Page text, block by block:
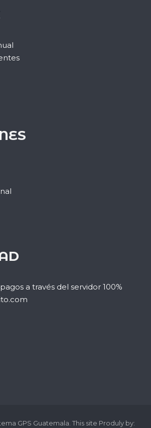
a través del servidor 100%
GPS Guatemala. This site Produly by: